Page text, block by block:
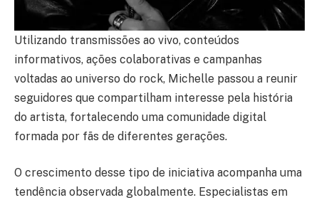
Utilizando transmissões ao vivo, conteúdos
informativos, ações colaborativas e campanhas
voltadas ao universo do rock, Michelle passou a reunir
seguidores que compartilham interesse pela história
do artista, fortalecendo uma comunidade digital
formada por fãs de diferentes gerações.
O crescimento desse tipo de iniciativa acompanha uma
tendência observada globalmente. Especialistas em